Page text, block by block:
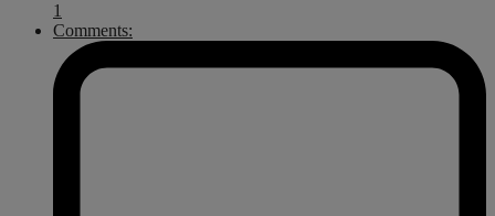
1
Comments: